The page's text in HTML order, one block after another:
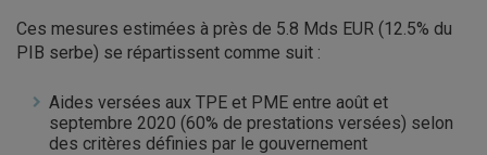
Ces mesures estimées à près de 5.8 Mds EUR (12.5% du
PIB serbe) se répartissent comme suit :
Aides versées aux TPE et PME entre août et
septembre 2020 (60% de prestations versées) selon
des critères définies par le gouvernement